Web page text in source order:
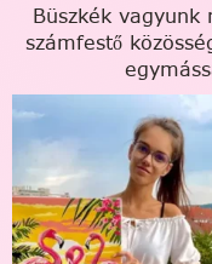
Büszkék
számfestő